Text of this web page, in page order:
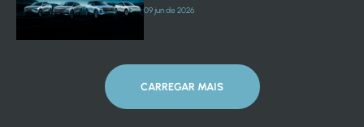
09 jun de 2026
CARREGAR MAIS